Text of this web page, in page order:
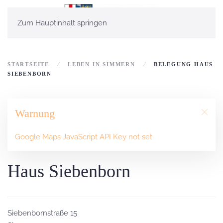
Zum Hauptinhalt springen
STARTSEITE LEBEN IN SIMMERN
BELEGUNG HAUS
SIEBENBORN
Warnung
Google Maps JavaScript API Key not set.
Haus Siebenborn
Siebenbornstraße 15